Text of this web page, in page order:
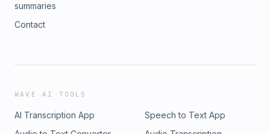
summaries
Contact
WAVE AI TOOLS
AI Transcription App
Speech to Text App